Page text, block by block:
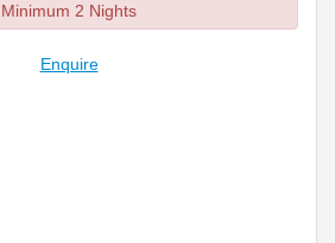
Minimum 2 Nights
Enquire